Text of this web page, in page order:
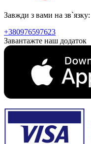
Завжди з вами на зв`язку:
+380976597623
Завантажте наш додаток